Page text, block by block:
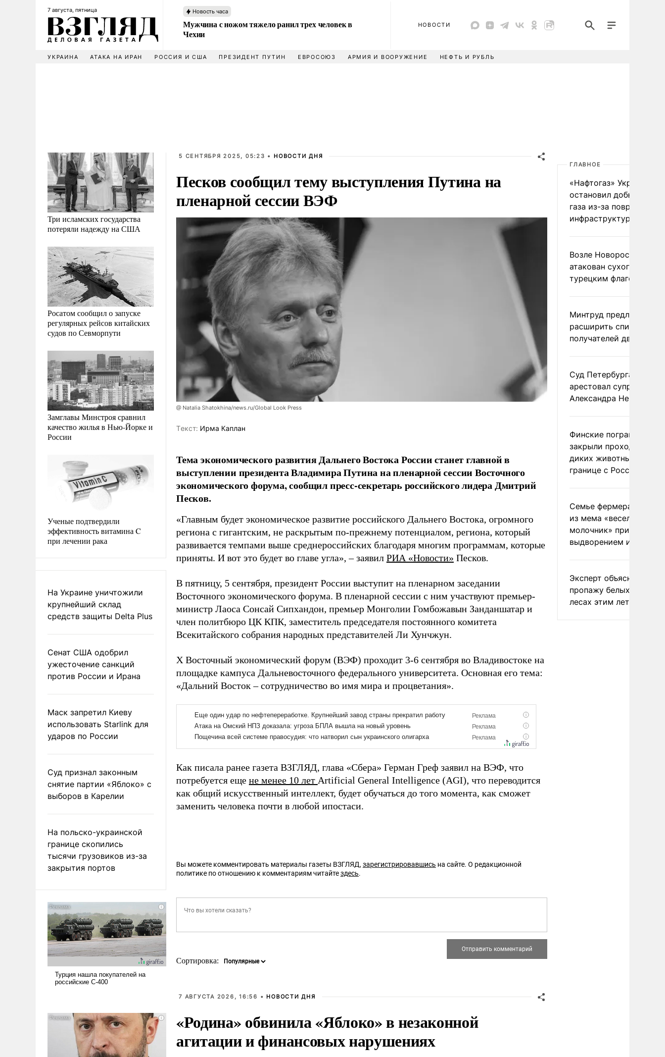
7 августа, пятница Новость часа
Мужчина с ножом тяжело ранил трех человек в
Чехии
НОВОСТИ
УКРАИНА АТАКА НА ИРАН РОССИЯ И США ПРЕЗИДЕНТ ПУТИН ЕВРОСОЮЗ АРМИЯ И ВООРУЖЕНИЕ НЕФТЬ И РУБЛЬ
Три исламских государства
потеряли надежду на США
Росатом сообщил о запуске
регулярных рейсов китайских
судов по Севморпути
Замглавы Минстроя сравнил
качество жилья в Нью-Йорке и
России
Ученые подтвердили
эффективность витамина C
при лечении рака
На Украине уничтожили
крупнейший склад
средств защиты Delta Plus
Сенат США одобрил
ужесточение санкций
против России и Ирана
Маск запретил Киеву
использовать Starlink для
ударов по России
Суд признал законным
снятие партии «Яблоко» с
выборов в Карелии
На польско-украинской
границе скопились
тысячи грузовиков из-за
закрытия портов
5 СЕНТЯБРЯ 2025, 05:23 • НОВОСТИ ДНЯ
Песков сообщил тему выступления Путина на
пленарной сессии ВЭФ
@ Natalia Shatokhina/news.ru/Global Look Press
Tекст: Ирма Каплан
Тема экономического развития Дальнего Востока России станет главной в
выступлении президента Владимира Путина на пленарной сессии Восточного
экономического форума, сообщил пресс-секретарь российского лидера Дмитрий
Песков.
«Главным будет экономическое развитие российского Дальнего Востока, огромного
региона с гигантским, не раскрытым по-прежнему потенциалом, региона, который
развивается темпами выше среднероссийских благодаря многим программам, которые
приняты. И вот это будет во главе угла», – заявил РИА «Новости» Песков.
В пятницу, 5 сентября, президент России выступит на пленарном заседании
Восточного экономического форума. В пленарной сессии с ним участвуют премьер-
министр Лаоса Сонсай Сипхандон, премьер Монголии Гомбожавын Занданшатар и
член политбюро ЦК КПК, заместитель председателя постоянного комитета
Всекитайского собрания народных представителей Ли Хунчжун.
X Восточный экономический форум (ВЭФ) проходит 3-6 сентября во Владивостоке на
площадке кампуса Дальневосточного федерального университета. Основная его тема:
«Дальний Восток – сотрудничество во имя мира и процветания».
Как писала ранее газета ВЗГЛЯД, глава «Сбера» Герман Греф заявил на ВЭФ, что
потребуется еще не менее 10 лет Artificial General Intelligence (AGI), что переводится
как общий искусственный интеллект, будет обучаться до того момента, как сможет
заменить человека почти в любой ипостаси.
Вы можете комментировать материалы газеты ВЗГЛЯД,зарегистрировавшись на сайте. О редакционной
политике по отношению к комментариям читайтездесь.
Сортировка:
7 АВГУСТА 2026, 16:56 • НОВОСТИ ДНЯ
«Родина» обвинила «Яблоко» в незаконной
агитации и финансовых нарушениях
ГЛАВНОЕ
«Нафтогаз» Украины
остановил добычу
газа из-за повреждения
инфраструктуры
Возле Новороссийска
атакован сухогруз под
турецким флагом
Минтруд предложил
расширить список
получателей двух
Суд Петербурга заочно
арестовал супругу
Александра Невзорова
Финские пограничники
закрыли проходы для
диких животных на
границе с Россией
Семье фермера
из мема «веселый
молочник» пригрозили
выдворением из
Эксперт объяснил
пропажу белых грибов
лесах этим летом